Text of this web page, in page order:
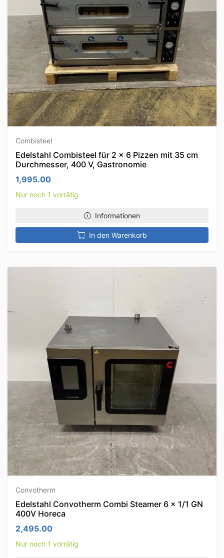
Combisteel
Edelstahl Combisteel für 2 x 6 Pizzen mit 35 cm
Durchmesser, 400 V, Gastronomie
1,995.00
Nur noch 1 vorrätig
Informationen
In den Warenkorb
Convotherm
Edelstahl Convotherm Combi Steamer 6 x 1/1 GN
400V Horeca
2,495.00
Nur noch 1 vorrätig